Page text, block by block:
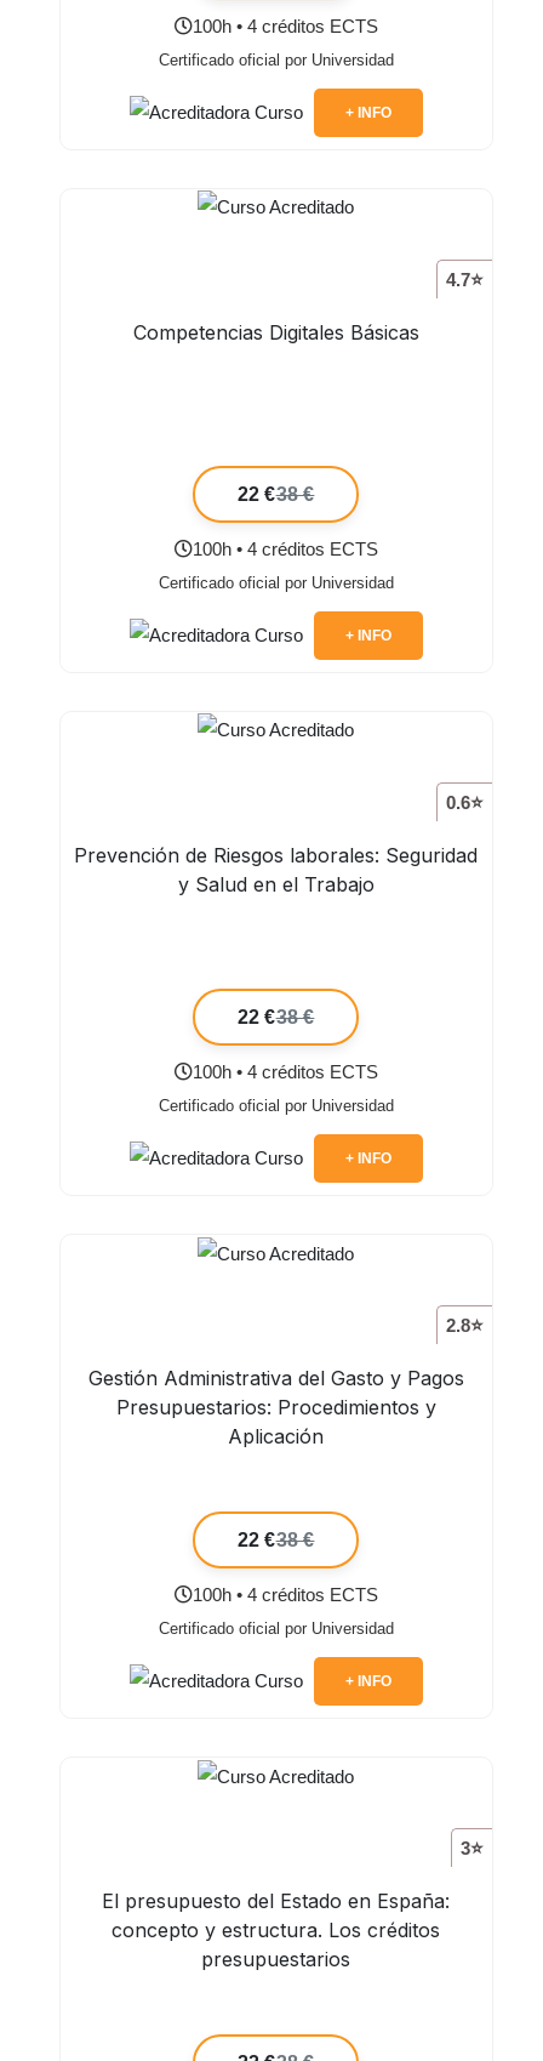
100h • 4 créditos ECTS
Certificado oficial por Universidad
+ INFO
4.7⭐
Competencias Digitales Básicas
22 €38 €
100h • 4 créditos ECTS
Certificado oficial por Universidad
+ INFO
0.6⭐
Prevención de Riesgos laborales: Seguridad
y Salud en el Trabajo
22 €38 €
100h • 4 créditos ECTS
Certificado oficial por Universidad
+ INFO
2.8⭐
Gestión Administrativa del Gasto y Pagos
Presupuestarios: Procedimientos y
Aplicación
22 €38 €
100h • 4 créditos ECTS
Certificado oficial por Universidad
+ INFO
3⭐
El presupuesto del Estado en España:
concepto y estructura. Los créditos
presupuestarios